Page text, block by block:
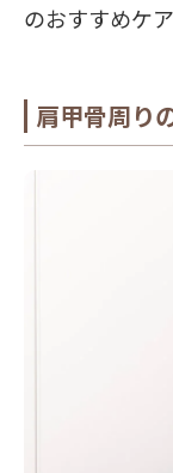
のおすすめケ
肩甲骨周り